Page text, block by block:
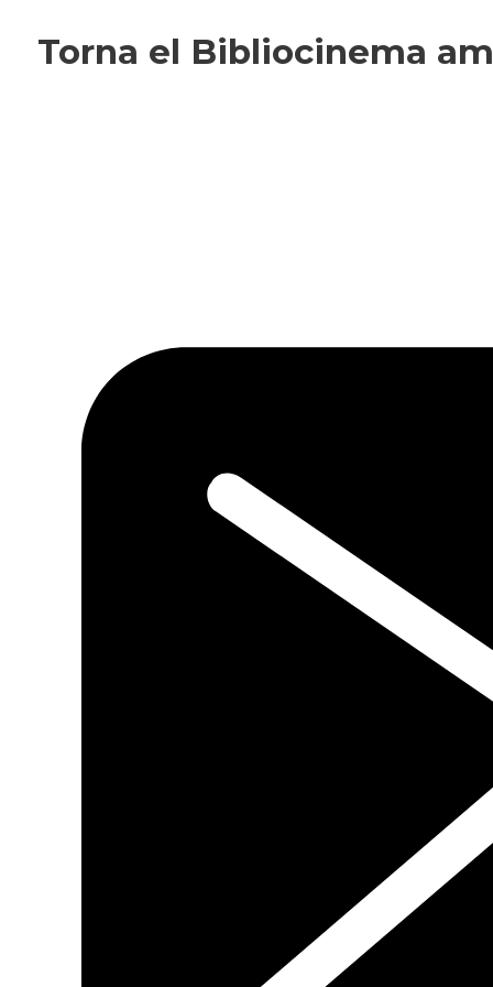
Torna el Bibliocinema